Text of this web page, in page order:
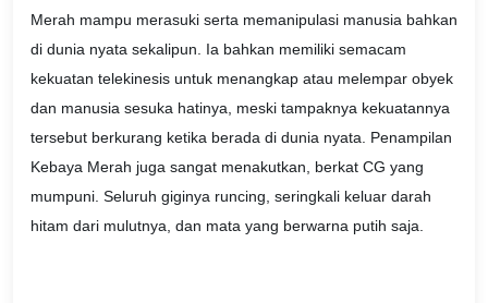
Merah mampu merasuki serta memanipulasi manusia bahkan
di dunia nyata sekalipun. Ia bahkan memiliki semacam
kekuatan telekinesis untuk menangkap atau melempar obyek
dan manusia sesuka hatinya, meski tampaknya kekuatannya
tersebut berkurang ketika berada di dunia nyata. Penampilan
Kebaya Merah juga sangat menakutkan, berkat CG yang
mumpuni. Seluruh giginya runcing, seringkali keluar darah
hitam dari mulutnya, dan mata yang berwarna putih saja.